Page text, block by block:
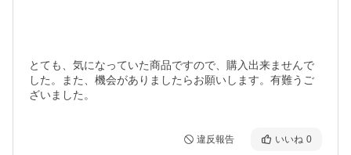
とても、気になっていた商品ですので、購入出来ませんで
した。また、機会がありましたらお願いします。有難うご
ざいました。
違反報告 いいね 0